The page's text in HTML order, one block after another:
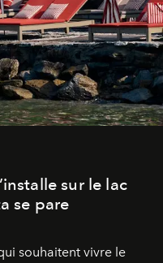
sur le lac
se pare
souhaitent vivre le